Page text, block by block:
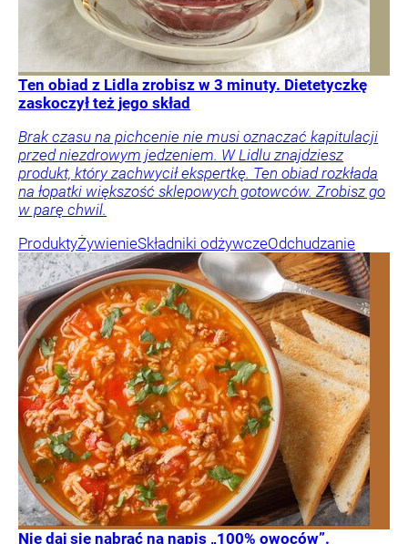
Ten obiad z Lidla zrobisz w 3 minuty. Dietetyczkę
zaskoczył też jego skład
Brak czasu na pichcenie nie musi oznaczać kapitulacji
przed niezdrowym jedzeniem. W Lidlu znajdziesz
produkt, który zachwycił ekspertkę. Ten obiad rozkłada
na łopatki większość sklepowych gotowców. Zrobisz go
w parę chwil.
ProduktyŻywienieSkładniki odżywczeOdchudzanie
Nie daj się nabrać na napis „100% owoców”.